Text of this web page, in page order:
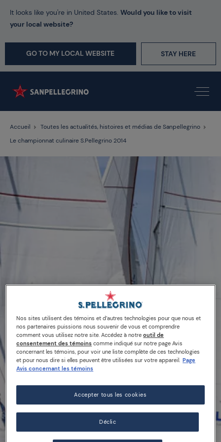
It looks like you're in United States. Would you like to visit
your local website?
GO TO MY LOCAL WEBSITE STAY HERE
Accueil
Toutes les actualités, histoires et médias de Sanpellegrino
Le championnat culinaire S.Pellegrino 2014
20/06/14
Nos sites utilisent des témoins et d’autres technologies pour que nous et
nos partenaires puissions nous souvenir de vous et comprendre
comment vous utilisez notre site. Accédez à notreoutil de
consentement des témoins comme indiqué sur notre page Avis
concernant les témoins, pour voir une liste complète de ces technologies
et pour nous dire si elles peuvent être utilisées sur votre appareil. Page
Avis concernant les témoins
Déclic
Accepter tous les cookies